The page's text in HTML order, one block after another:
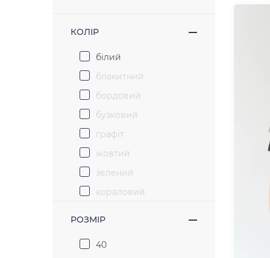
КОЛІР
білий
блакитний
бордовий
бузковий
графіт
жовтий
зелений
кораловий
м'ятний
РОЗМІР
40